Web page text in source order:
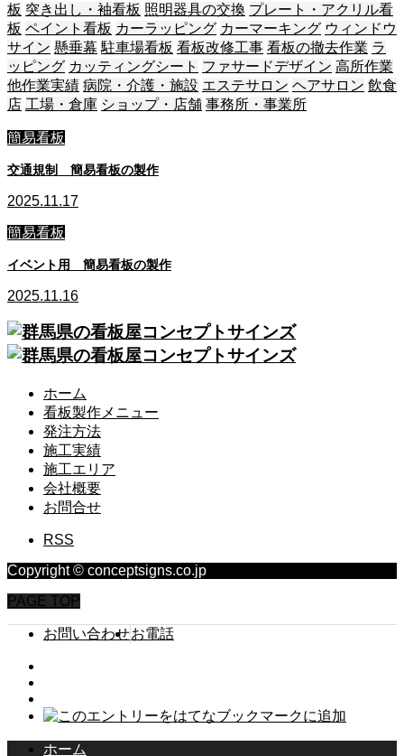
板 突き出し・袖看板 照明器具の交換 プレート・アクリル看
板 ペイント看板 カーラッピング カーマーキング ウィンドウ
サイン 懸垂幕 駐車場看板 看板改修工事 看板の撤去作業 ラ
ッピング カッティングシート ファサードデザイン 高所作業
他作業実績 病院・介護・施設 エステサロン ヘアサロン 飲食
店 工場・倉庫 ショップ・店舗 事務所・事業所
簡易看板
交通規制 簡易看板の製作
2025.11.17
簡易看板
イベント用 簡易看板の製作
2025.11.16
ホーム
看板製作メニュー
発注方法
施工実績
施工エリア
会社概要
お問合せ
RSS
Copyright © conceptsigns.co.jp
PAGE TOP
お問い合わせお電話
ホーム